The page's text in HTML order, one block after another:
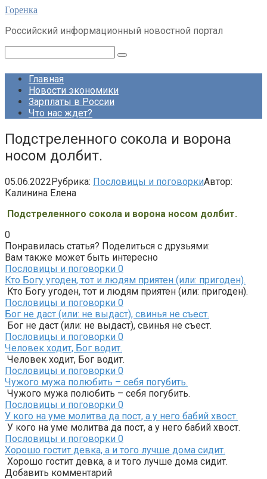
Перейти
контенту
Горенка
Российский информационный новостной портал
Главная
Новости экономики
Зарплаты в России
Что нас ждет?
Подстреленного сокола и ворона
носом долбит.
05.06.2022Рубрика: Пословицы и поговоркиАвтор:
Калинина Елена
Подстреленного сокола и ворона носом долбит.
0
Понравилась статья? Поделиться с друзьями:
Вам также может быть интересно
Пословицы и поговорки 0
Кто Богу угоден, тот и людям приятен (или: пригоден).
Кто Богу угоден, тот и людям приятен (или: пригоден).
Пословицы и поговорки 0
Бог не даст (или: не выдаст), свинья не съест.
Бог не даст (или: не выдаст), свинья не съест.
Пословицы и поговорки 0
Человек ходит, Бог водит.
Человек ходит, Бог водит.
Пословицы и поговорки 0
Чужого мужа полюбить – себя погубить.
Чужого мужа полюбить – себя погубить.
Пословицы и поговорки 0
У кого на уме молитва да пост, а у него бабий хвост.
У кого на уме молитва да пост, а у него бабий хвост.
Пословицы и поговорки 0
Хорошо гостит девка, а и того лучше дома сидит.
Хорошо гостит девка, а и того лучше дома сидит.
Добавить комментарий